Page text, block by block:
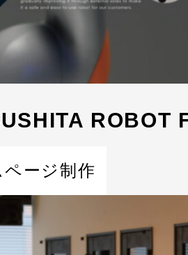
ROBOT
ページ制作